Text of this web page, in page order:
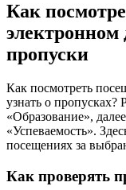
Как
электронном
пропуски
Как посмотреть
узнать о пропусках?
«Образование»,
«Успеваемость».
посещениях за
Как проверять